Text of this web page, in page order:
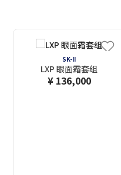
SK-II
LXP 眼⾯霜套组
¥ 136,000